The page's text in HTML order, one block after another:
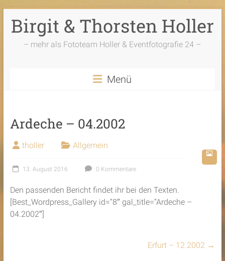
Inhalt
springen
Birgit & Thorsten Holler
– mehr als Fototeam Holler & Eventfotografie 24 –
Menü
Ardeche – 04.2002
tholler Allgemein
13. August 2016 0 Kommentare
Den passenden Bericht findet ihr bei den Texten.
[Best_Wordpress_Gallery id=“8″ gal_title=“Ardeche –
04.2002″]
Erfurt – 12.2002 →